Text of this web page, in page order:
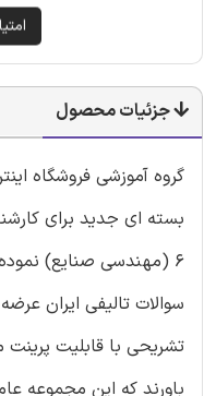
جزئیات محصول
گروه آموزشی فروشگاه
بسته ای جدید برای
6 (مهندسی صنایع)
سوالات تالیفی ایران
تشریحی با قابلیت پرینت
باورند که این مجموعه